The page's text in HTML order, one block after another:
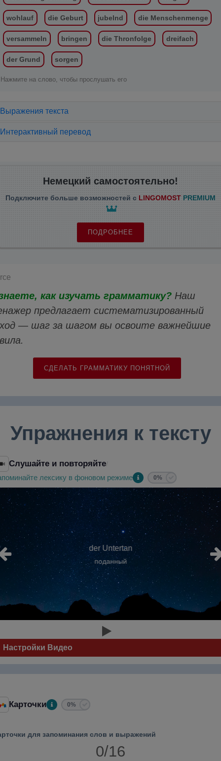
wohlauf die Geburt jubelnd die Menschenmenge
versammeln bringen die Thronfolge dreifach
der Grund sorgen
Нажмите на слово, чтобы прослушать его
Выражения текста
Интерактивный перевод
Немецкий самостоятельно!
Подключите больше возможностей с LINGOMOST PREMIUM
ПОДРОБНЕЕ
как изучать грамматику?Наш
предлагает систематизированный
— шаг за шагом вы освоите важнейшие
СДЕЛАТЬ ГРАММАТИКУ ПОНЯТНОЙ
Упражнения к тексту
Слушайте и повторяйте/
лексику в фоновом режиме 0%
der Untertan
поданный
Настройки Видео
Карточки 0%
для запоминания слов и выражений
0/16